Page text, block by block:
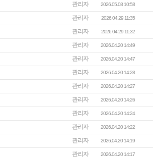
관리자 2026.05.08 10:58
관리자 2026.04.29 11:35
관리자 2026.04.29 11:32
관리자 2026.04.20 14:49
관리자 2026.04.20 14:47
관리자 2026.04.20 14:28
관리자 2026.04.20 14:27
관리자 2026.04.20 14:26
관리자 2026.04.20 14:24
관리자 2026.04.20 14:22
관리자 2026.04.20 14:19
관리자 2026.04.20 14:17